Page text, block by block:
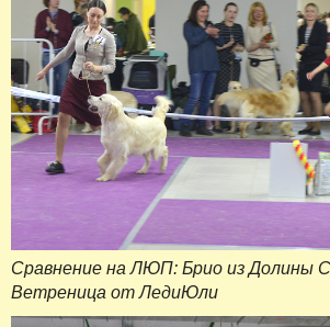
Сравнение на ЛЮП: Брио из Долины
Ветреница от ЛедиЮли